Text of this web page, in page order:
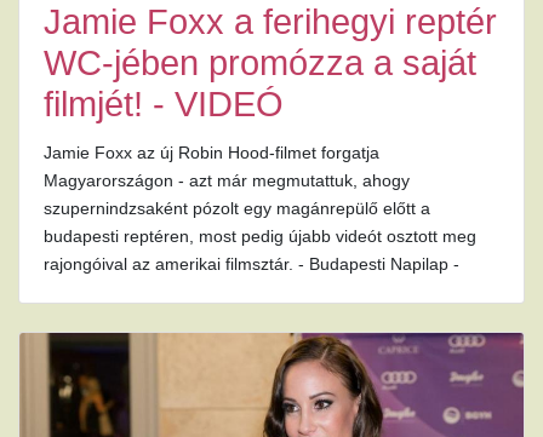
Jamie Foxx a ferihegyi reptér
WC-jében promózza a saját
filmjét! - VIDEÓ
Jamie Foxx az új Robin Hood-filmet forgatja
Magyarországon - azt már megmutattuk, ahogy
szupernindzsaként pózolt egy magánrepülő előtt a
budapesti reptéren, most pedig újabb videót osztott meg
rajongóival az amerikai filmsztár. - Budapesti Napilap -